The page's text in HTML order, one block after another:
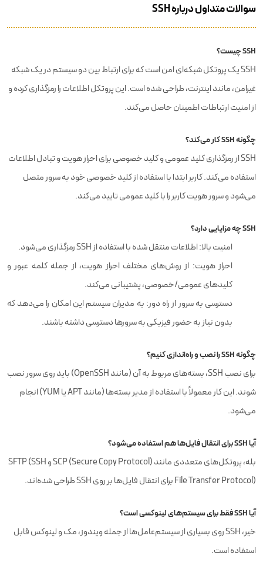
سوالات متداول درباره SSH
SSH چیست؟
SSH یک پروتکل شبکه‌ای امن است که برای ارتباط بین دو سیستم در یک شبکه
غیرامن، مانند اینترنت، طراحی شده است. این پروتکل اطلاعات را رمزگذاری کرده و
از امنیت ارتباطات اطمینان حاصل می‌کند.
چگونه SSH کار می‌کند؟
SSH از رمزگذاری کلید عمومی و کلید خصوصی برای احراز هویت و تبادل اطلاعات
استفاده می‌کند. کاربر ابتدا با استفاده از کلید خصوصی خود به سرور متصل
می‌شود و سرور هویت کاربر را با کلید عمومی تایید می‌کند.
SSH چه مزایایی دارد؟
امنیت بالا: اطلاعات منتقل شده با استفاده از SSH رمزگذاری می‌شود.
احراز هویت: از روش‌های مختلف احراز هویت، از جمله کلمه عبور و
کلیدهای عمومی/خصوصی، پشتیبانی می‌کند.
دسترسی به سرور از راه دور: به مدیران سیستم این امکان را می‌دهد که
بدون نیاز به حضور فیزیکی به سرورها دسترسی داشته باشند.
چگونه SSH را نصب و راه‌اندازی کنیم؟
برای نصب SSH، بسته‌های مربوط به آن (مانند OpenSSH) باید روی سرور نصب
شوند. این کار معمولاً با استفاده از مدیر بسته‌ها (مانند APT یا YUM) انجام
می‌شود.
آیا SSH برای انتقال فایل‌ها هم استفاده می‌شود؟
بله، پروتکل‌های متعددی مانند SCP (Secure Copy Protocol) و SFTP (SSH
File Transfer Protocol) برای انتقال فایل‌ها بر روی SSH طراحی شده‌اند.
آیا SSH فقط برای سیستم‌های لینوکسی است؟
خیر، SSH روی بسیاری از سیستم‌عامل‌ها از جمله ویندوز، مک و لینوکس قابل
استفاده است.